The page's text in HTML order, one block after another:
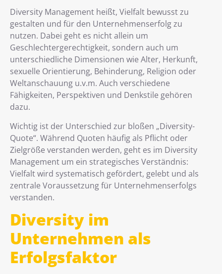
Diversity Management heißt, Vielfalt bewusst zu
gestalten und für den Unternehmenserfolg zu
nutzen. Dabei geht es nicht allein um
Geschlechtergerechtigkeit, sondern auch um
unterschiedliche Dimensionen wie Alter, Herkunft,
sexuelle Orientierung, Behinderung, Religion oder
Weltanschauung u.v.m. Auch verschiedene
Fähigkeiten, Perspektiven und Denkstile gehören
dazu.
Wichtig ist der Unterschied zur bloßen „Diversity-
Quote“. Während Quoten häufig als Pflicht oder
Zielgröße verstanden werden, geht es im Diversity
Management um ein strategisches Verständnis:
Vielfalt wird systematisch gefördert, gelebt und als
zentrale Voraussetzung für Unternehmenserfolgs
verstanden.
Diversity im
Unternehmen als
Erfolgsfaktor